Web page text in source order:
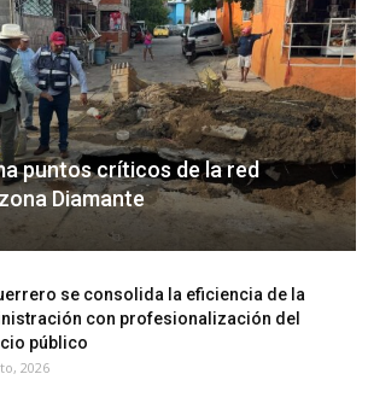
puntos críticos de la red
Diamante
se consolida la eficiencia de la
con profesionalización del
público
2026